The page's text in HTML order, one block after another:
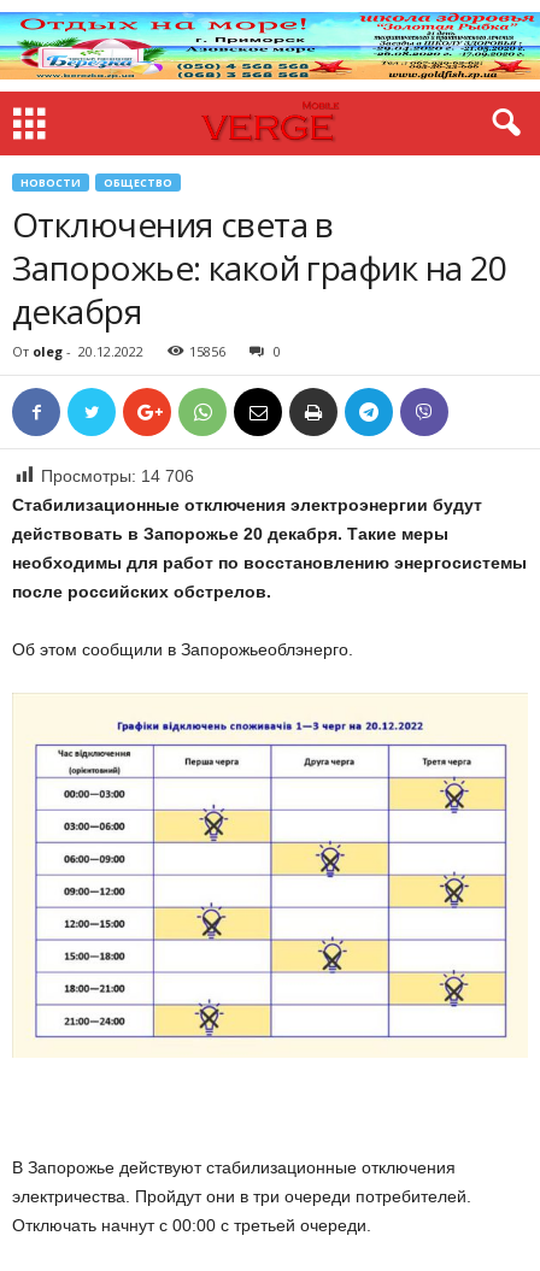
НОВОСТИ ОБЩЕСТВО
Отключения света в
Запорожье: какой график на 20
декабря
От oleg - 20.12.2022 15856 0
Просмотры: 14 706
Стабилизационные отключения электроэнергии будут
действовать в Запорожье 20 декабря. Такие меры
необходимы для работ по восстановлению энергосистемы
после российских обстрелов.
Об этом сообщили в Запорожьеоблэнерго.
В Запорожье действуют стабилизационные отключения
электричества. Пройдут они в три очереди потребителей.
Отключать начнут с 00:00 с третьей очереди.